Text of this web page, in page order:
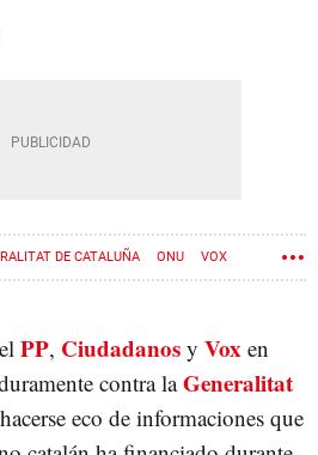
DE CATALUÑA ONU VOX
PP, Ciudadanos y Vox en
contra laGeneralitat
eco de informaciones que